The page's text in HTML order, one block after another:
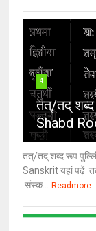
4
तत्/तद्
Shabd
तत्/तद् शब्द रूप
Sanskrit यहां पढ़ें
संस्क...
Readmore